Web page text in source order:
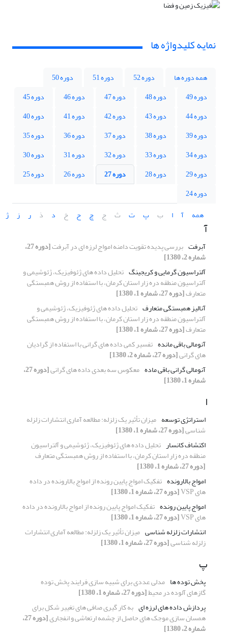
نمایه کلیدواژه ها
همه دوره ها دوره 52 دوره 51
دوره 50
دوره 49
دوره 48 دوره 47 دوره 46
دوره 45
دوره 44
دوره 43 دوره 42 دوره 41
دوره 40
دوره 39
دوره 38 دوره 37 دوره 36
دوره 35
دوره 34
دوره 33 دوره 32 دوره 31
دوره 30
دوره 29
دوره 28 دوره 27 دوره 26
دوره 25
دوره 24
همه
آ ا ب پ ت ث ج چ ح خ د ذ ر ز ژ
آ
آبرفت بررسی پدیده تقویت دامنه امواج لرزه ای در آبرفت [دوره 27،
شماره 2، 1380]
آلتراسیون گرمایی و کریجینگ تحلیل داده های ژئوفیزیک، ژئوشیمی و
آلتراسیون منطقه دره زار استان کرمان، با استفاده از روش همبستگی
متعارف[دوره 27، شماره 1، 1380]
آنالیز همبستگی متعارف تحلیل داده های ژئوفیزیک، ژئوشیمی و
آلتراسیون منطقه دره زار استان کرمان، با استفاده از روش همبستگی
متعارف[دوره 27، شماره 1، 1380]
آنومالی باقی مانده تفسیر کمی داده های گرانی با استفاده از گرادیان
های گرانی[دوره 27، شماره 2، 1380]
آنومالی گرانی باقی ماده معکوس سه بعدی داده های گرانی [دوره 27،
شماره 1، 1380]
ا
استراتژی توسعه میزان تأثیر یک زلزله: مطالعه آماری انتشارات زلزله
شناسی[دوره 27، شماره 1، 1380]
اکتشاف کانسار تحلیل داده های ژئوفیزیک، ژئوشیمی و آلتراسیون
منطقه دره زار استان کرمان، با استفاده از روش همبستگی متعارف
[دوره 27، شماره 1، 1380]
امواج بالارونده تفکیک امواج پایین رونده از امواج بالارونده در داده
های VSP
[دوره 27، شماره 1، 1380]
امواج پایین رونده تفکیک امواج پایین رونده از امواج بالارونده در داده
های VSP
[دوره 27، شماره 1، 1380]
انتشارات زلزله شناسی میزان تأثیر یک زلزله: مطالعه آماری انتشارات
زلزله شناسی[دوره 27، شماره 1، 1380]
پ
پخش توده ها مدلی عددی برای شبیه سازی فرایند پخش توده
گازهای آلوده در محیط[دوره 27، شماره 1، 1380]
پردازش داده های لرزه ای به کار گیری صافی های تغییر شکل برای
همسان سازی موجک های حاصل از چشمه ارتعاشی و انفجاری [دوره 27،
شماره 2، 1380]